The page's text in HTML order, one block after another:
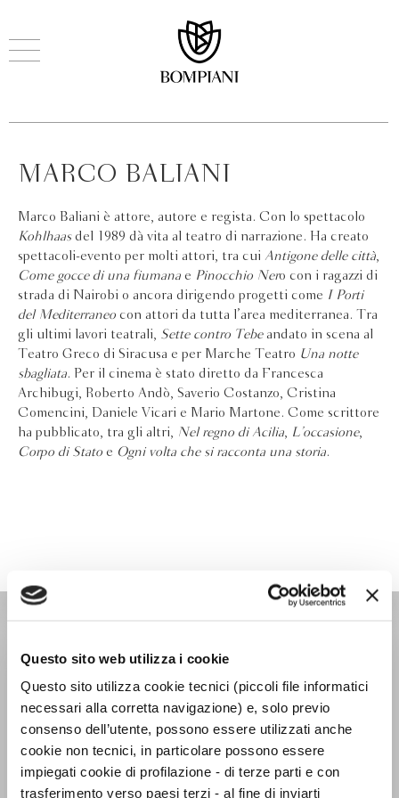
Questo sito web utilizza i cookie
Questo sito utilizza cookie tecnici (piccoli file informatici
necessari alla corretta navigazione) e, solo previo
consenso dell’utente, possono essere utilizzati anche
cookie non tecnici, in particolare possono essere
impiegati cookie di profilazione - di terze parti e con
trasferimento verso paesi terzi - al fine di inviarti
MARCO BALIANI
Marco Baliani è attore, autore e regista. Con lo spettacolo
Kohlhaas del 1989 dà vita al teatro di narrazione. Ha creato
spettacoli-evento per molti attori, tra cui Antigone delle città,
Come gocce di una fiumana e Pinocchio Nero con i ragazzi di
strada di Nairobi o ancora dirigendo progetti come I Porti
del Mediterraneo con attori da tutta l’area mediterranea. Tra
gli ultimi lavori teatrali, Sette contro Tebeandato in scena al
Teatro Greco di Siracusa e per Marche Teatro Una notte
sbagliata. Per il cinema è stato diretto da Francesca
Archibugi, Roberto Andò, Saverio Costanzo, Cristina
Comencini, Daniele Vicari e Mario Martone. Come scrittore
ha pubblicato, tra gli altri, Nel regno di Acilia, L’occasione,
Corpo di Stato e Ogni volta che si racconta una storia.